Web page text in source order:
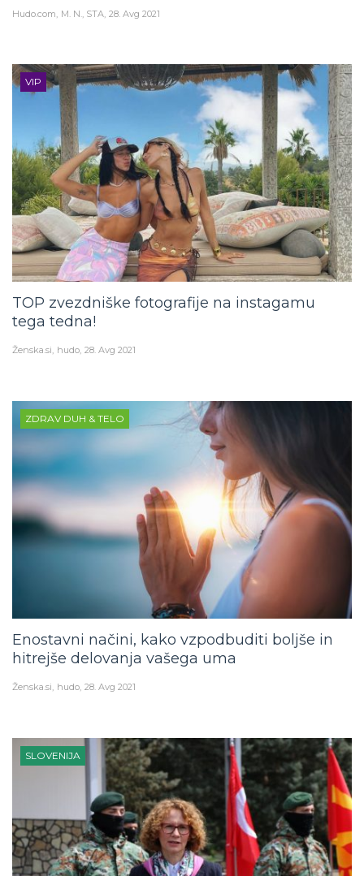
Hudo.com M. N., STA 28. Avg 2021
VIP
TOP zvezdniške fotografije na instagamu
tega tedna!
Ženska.si hudo 28. Avg 2021
ZDRAV DUH & TELO
Enostavni načini, kako vzpodbuditi boljše in
hitrejše delovanja vašega uma
Ženska.si hudo 28. Avg 2021
SLOVENIJA